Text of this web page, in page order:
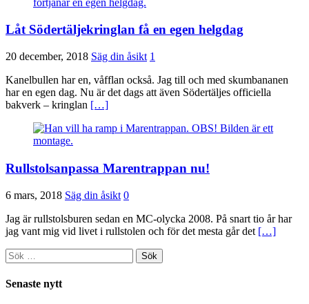
Låt Södertäljekringlan få en egen helgdag
20 december, 2018 Säg din åsikt 1
Kanelbullen har en, våfflan också. Jag till och med skumbananen
har en egen dag. Nu är det dags att även Södertäljes officiella
bakverk – kringlan […]
Rullstolsanpassa Marentrappan nu!
6 mars, 2018 Säg din åsikt 0
Jag är rullstolsburen sedan en MC-olycka 2008. På snart tio år har
jag vant mig vid livet i rullstolen och för det mesta går det […]
Sök
efter:
Senaste nytt